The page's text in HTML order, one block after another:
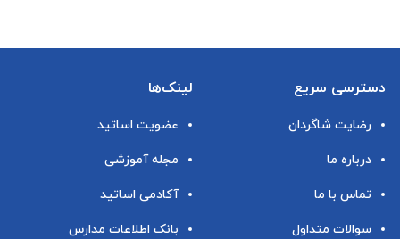
دسترسی سریع
رضایت شاگردان
درباره ما
تماس با ما
سوالات متداول
لینک‌ها
عضویت اساتید
مجله آموزشی
آکادمی اساتید
بانک اطلاعات مدارس